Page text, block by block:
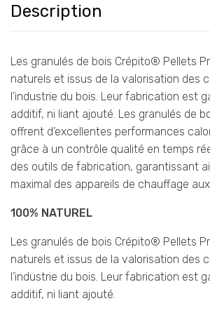
Description
Les granulés de bois Crépito® Pellets
naturels et issus de la valorisation des
l’industrie du bois. Leur fabrication est
additif, ni liant ajouté. Les granulés de
offrent d’excellentes performances
grâce à un contrôle qualité en temps
des outils de fabrication, garantissant
maximal des appareils de chauffage aux
100% NATUREL
Les granulés de bois Crépito® Pellets
naturels et issus de la valorisation des
l’industrie du bois. Leur fabrication est
additif, ni liant ajouté.